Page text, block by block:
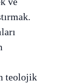
teolojik